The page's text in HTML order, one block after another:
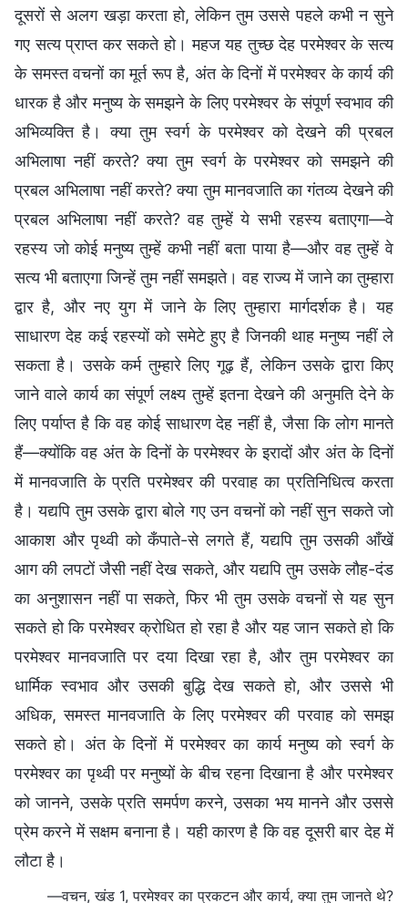
दूसरों से अलग खड़ा करता हो, लेकिन तुम उससे पहले कभी न सुने
गए सत्य प्राप्त कर सकते हो। महज यह तुच्छ देह परमेश्वर के सत्य
के समस्त वचनों का मूर्त रूप है, अंत के दिनों में परमेश्वर के कार्य की
धारक है और मनुष्य के समझने के लिए परमेश्वर के संपूर्ण स्वभाव की
अभिव्यक्ति है। क्या तुम स्वर्ग के परमेश्वर को देखने की प्रबल
अभिलाषा नहीं करते? क्या तुम स्वर्ग के परमेश्वर को समझने की
प्रबल अभिलाषा नहीं करते? क्या तुम मानवजाति का गंतव्य देखने की
प्रबल अभिलाषा नहीं करते? वह तुम्हें ये सभी रहस्य बताएगा—वे
रहस्य जो कोई मनुष्य तुम्हें कभी नहीं बता पाया है—और वह तुम्हें वे
सत्य भी बताएगा जिन्हें तुम नहीं समझते। वह राज्य में जाने का तुम्हारा
द्वार है, और नए युग में जाने के लिए तुम्हारा मार्गदर्शक है। यह
साधारण देह कई रहस्यों को समेटे हुए है जिनकी थाह मनुष्य नहीं ले
सकता है। उसके कर्म तुम्हारे लिए गूढ़ हैं, लेकिन उसके द्वारा किए
जाने वाले कार्य का संपूर्ण लक्ष्य तुम्हें इतना देखने की अनुमति देने के
लिए पर्याप्त है कि वह कोई साधारण देह नहीं है, जैसा कि लोग मानते
हैं—क्योंकि वह अंत के दिनों के परमेश्वर के इरादों और अंत के दिनों
में मानवजाति के प्रति परमेश्वर की परवाह का प्रतिनिधित्व करता
है। यद्यपि तुम उसके द्वारा बोले गए उन वचनों को नहीं सुन सकते जो
आकाश और पृथ्वी को कँपाते-से लगते हैं, यद्यपि तुम उसकी आँखें
आग की लपटों जैसी नहीं देख सकते, और यद्यपि तुम उसके लौह-दंड
का अनुशासन नहीं पा सकते, फिर भी तुम उसके वचनों से यह सुन
सकते हो कि परमेश्वर क्रोधित हो रहा है और यह जान सकते हो कि
परमेश्वर मानवजाति पर दया दिखा रहा है, और तुम परमेश्वर का
धार्मिक स्वभाव और उसकी बुद्धि देख सकते हो, और उससे भी
अधिक, समस्त मानवजाति के लिए परमेश्वर की परवाह को समझ
सकते हो। अंत के दिनों में परमेश्वर का कार्य मनुष्य को स्वर्ग के
परमेश्वर का पृथ्वी पर मनुष्यों के बीच रहना दिखाना है और परमेश्वर
को जानने, उसके प्रति समर्पण करने, उसका भय मानने और उससे
प्रेम करने में सक्षम बनाना है। यही कारण है कि वह दूसरी बार देह में
लौटा है।
—वचन, खंड 1, परमेश्वर का प्रकटन और कार्य, क्या तुम जानते थे?